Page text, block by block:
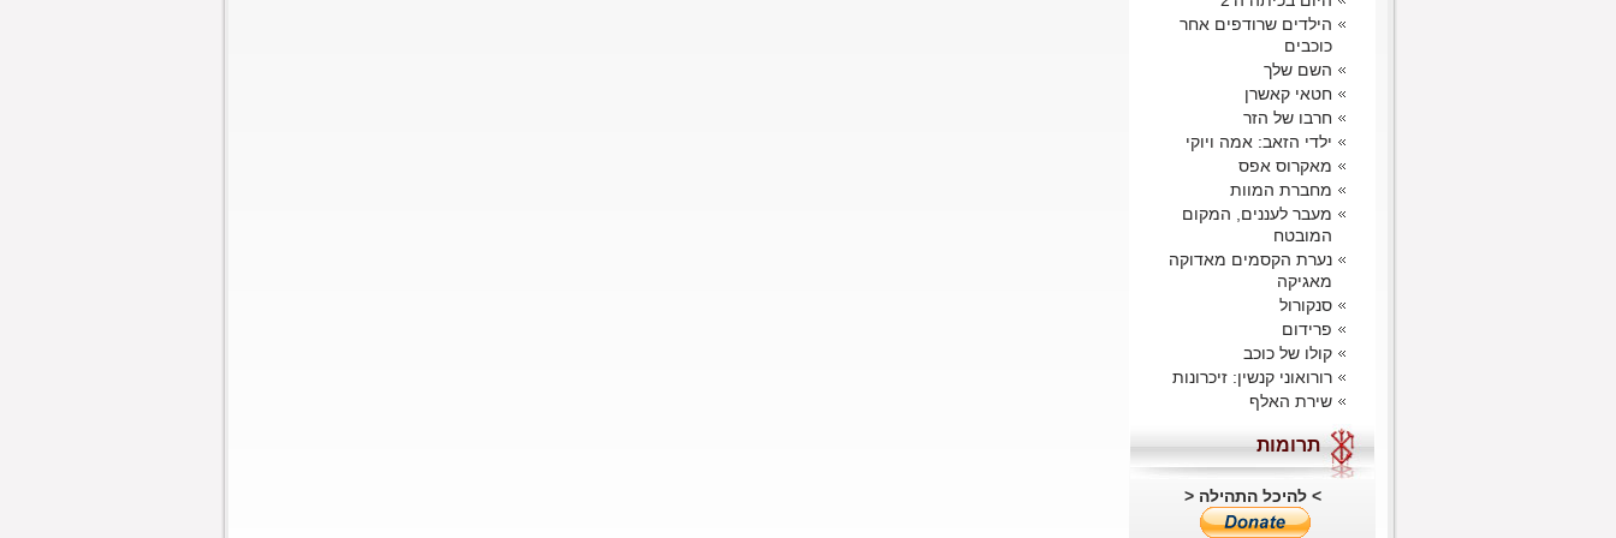
הילדים שרודפים אחר
כוכבים
השם שלך
חטאי קאשרן
חרבו של הזר
ילדי הזאב: אמה ויוקי
מאקרוס אפס
מחברת המוות
מעבר לעננים, המקום
המובטח
נערת הקסמים מאדוקה
מאגיקה
סנקורול
פרידום
קולו של כוכב
רורואוני קנשין: זיכרונות
שירת האלף
תרומות
> להיכל התהילה <